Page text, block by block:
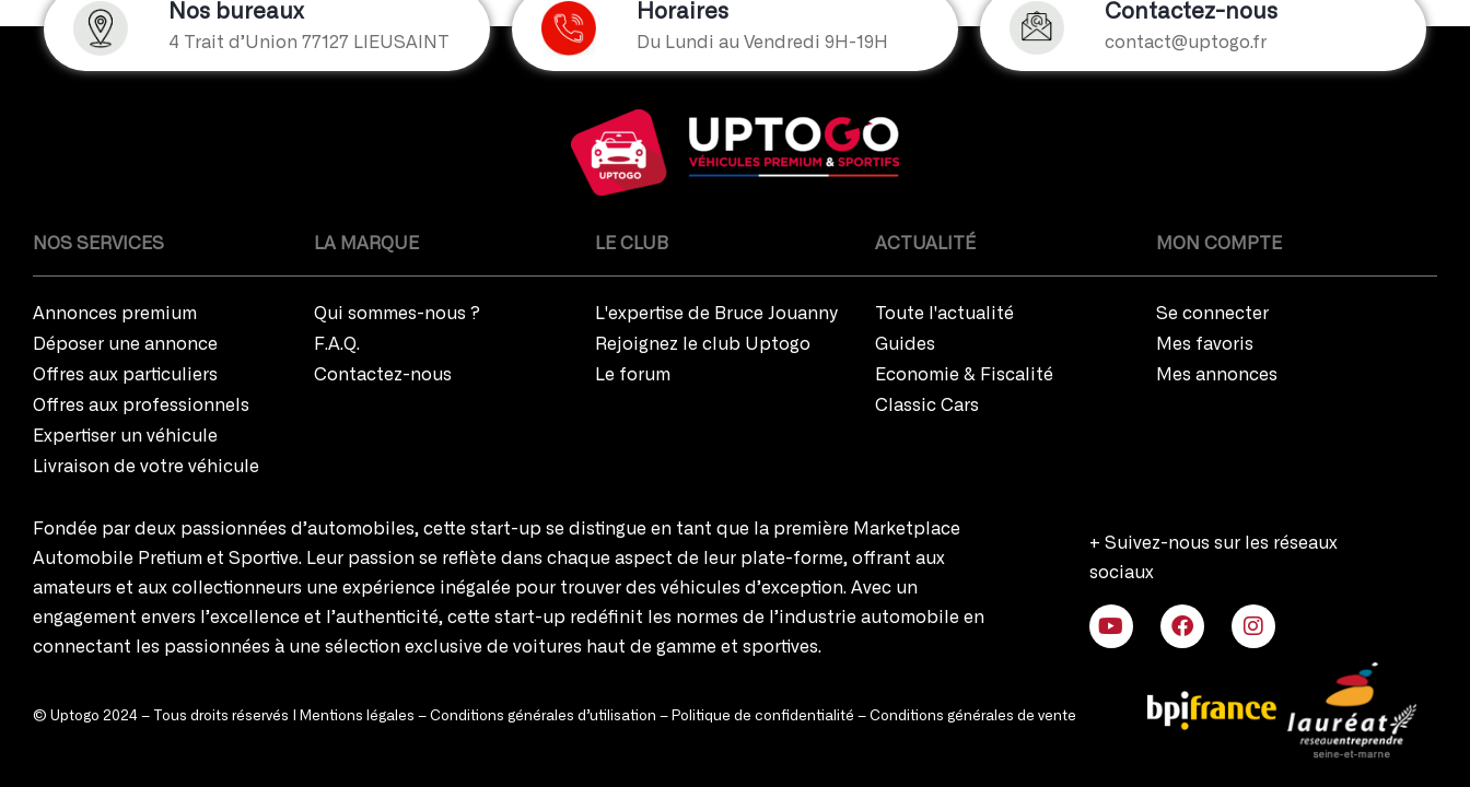
Nos bureaux
4 Trait d’Union 77127 LIEUSAINT
Horaires
Du Lundi au Vendredi 9H-19H
Contactez-nous
contact@uptogo.fr
NOS SERVICES
Annonces premium
Déposer une annonce
Offres aux particuliers
Offres aux professionnels
Expertiser un véhicule
Livraison de votre véhicule
LA MARQUE
Qui sommes-nous ?
F.A.Q.
Contactez-nous
LE CLUB
L'expertise de Bruce Jouanny
Rejoignez le club Uptogo
Le forum
ACTUALITÉ
Toute l'actualité
Guides
Economie & Fiscalité
Classic Cars
MON COMPTE
Se connecter
Mes favoris
Mes annonces
Fondée par deux passionnées d’automobiles, cette start-up se distingue en tant que la première Marketplace
Automobile Pretium et Sportive. Leur passion se reflète dans chaque aspect de leur plate-forme, offrant aux
amateurs et aux collectionneurs une expérience inégalée pour trouver des véhicules d’exception. Avec un
engagement envers l’excellence et l’authenticité, cette start-up redéfinit les normes de l’industrie automobile en
connectant les passionnées à une sélection exclusive de voitures haut de gamme et sportives.
+ Suivez-nous sur les réseaux
sociaux
© Uptogo 2024 – Tous droits réservés | Mentions légales – Conditions générales d’utilisation – Politique de confidentialité – Conditions générales de vente